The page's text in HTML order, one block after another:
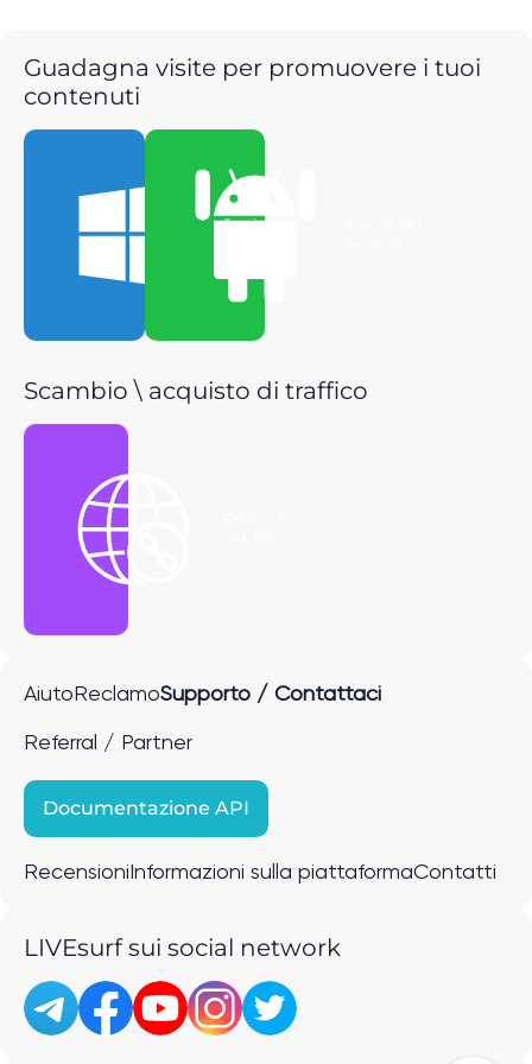
Guadagna visite per promuovere i tuoi
contenuti
Scarica per
Scambio \ acquisto di traffico
Aiuto ReclamoSupporto / Contattaci
Referral / Partner
Documentazione API
Recensioni Informazioni sulla piattaformaContatti
LIVEsurf sui social network